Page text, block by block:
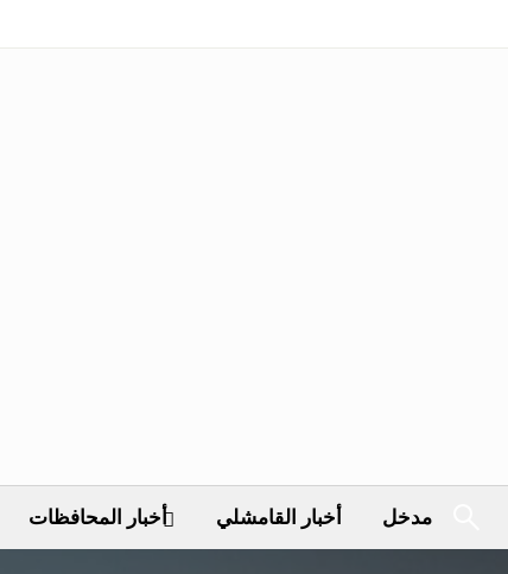
مدخل أخبار القامشلي أخبار المحافظات